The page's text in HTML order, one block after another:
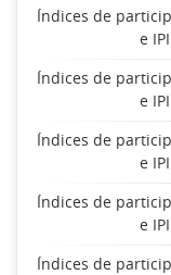
Índices de
e
Índices de
e
Índices de
e
Índices de
e
Índices de